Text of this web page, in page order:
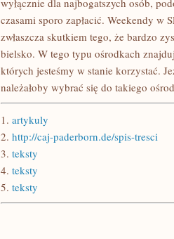
wyłącznie dla najbogatszych osób,
czasami sporo zapłacić. Weekendy w
zwłaszcza skutkiem tego, że bardzo
bielsko. W tego typu ośrodkach
których jesteśmy w stanie korzystać.
należałoby wybrać się do takiego
1. artykuly
2. http://caj-paderborn.de/spis-tresci
3. teksty
4. teksty
5. teksty